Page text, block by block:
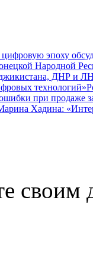
эпоху
Народной
ДНР и
технологий»
при продаже
Хадина:
своим